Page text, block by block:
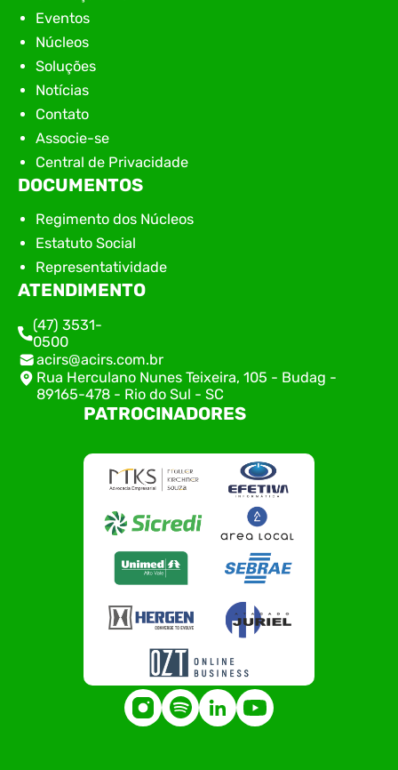
Eventos
Núcleos
Soluções
Notícias
Contato
Associe-se
Central de Privacidade
DOCUMENTOS
Regimento dos Núcleos
Estatuto Social
Representatividade
ATENDIMENTO
(47) 3531-
0500
acirs@acirs.com.br
Rua Herculano Nunes Teixeira, 105 - Budag -
89165-478 - Rio do Sul - SC
PATROCINADORES